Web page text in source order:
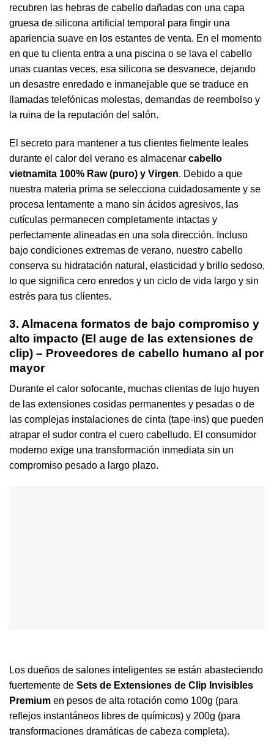
recubren las hebras de cabello dañadas con una capa
gruesa de silicona artificial temporal para fingir una
apariencia suave en los estantes de venta. En el momento
en que tu clienta entra a una piscina o se lava el cabello
unas cuantas veces, esa silicona se desvanece, dejando
un desastre enredado e inmanejable que se traduce en
llamadas telefónicas molestas, demandas de reembolso y
la ruina de la reputación del salón.
El secreto para mantener a tus clientes fielmente leales
durante el calor del verano es almacenar cabello
vietnamita 100% Raw (puro) y Virgen. Debido a que
nuestra materia prima se selecciona cuidadosamente y se
procesa lentamente a mano sin ácidos agresivos, las
cutículas permanecen completamente intactas y
perfectamente alineadas en una sola dirección. Incluso
bajo condiciones extremas de verano, nuestro cabello
conserva su hidratación natural, elasticidad y brillo sedoso,
lo que significa cero enredos y un ciclo de vida largo y sin
estrés para tus clientes.
3. Almacena formatos de bajo compromiso y
alto impacto (El auge de las extensiones de
clip) – Proveedores de cabello humano al por
mayor
Durante el calor sofocante, muchas clientas de lujo huyen
de las extensiones cosidas permanentes y pesadas o de
las complejas instalaciones de cinta (tape-ins) que pueden
atrapar el sudor contra el cuero cabelludo. El consumidor
moderno exige una transformación inmediata sin un
compromiso pesado a largo plazo.
Los dueños de salones inteligentes se están abasteciendo
fuertemente de Sets de Extensiones de Clip Invisibles
Premium en pesos de alta rotación como 100g (para
reflejos instantáneos libres de químicos) y 200g (para
transformaciones dramáticas de cabeza completa).